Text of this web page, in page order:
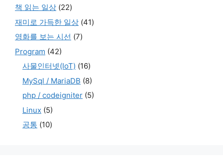
책 읽는 일상 (22)
재미로 가득한 일상 (41)
영화를 보는 시선 (7)
Program (42)
사물인터넷(IoT) (16)
MySql / MariaDB (8)
php / codeigniter (5)
Linux (5)
공통 (10)